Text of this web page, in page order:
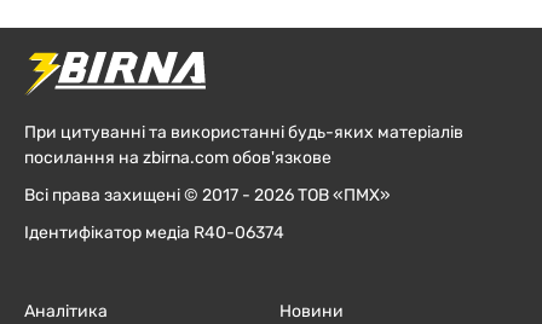
При цитуванні та використанні будь-яких матеріалів
посилання на zbirna.com обов'язкове
Всі права захищені © 2017 - 2026 ТОВ «ПМХ»
Ідентифікатор медіа R40-06374
Аналітика
Новини